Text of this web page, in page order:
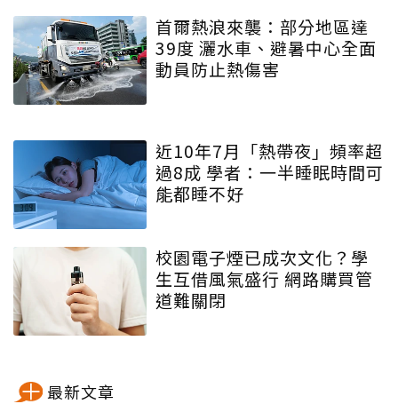
首爾熱浪來襲：部分地區達
39度 灑水車、避暑中心全面
動員防止熱傷害
近10年7月「熱帶夜」頻率超
過8成 學者：一半睡眠時間可
能都睡不好
校園電子煙已成次文化？學
生互借風氣盛行 網路購買管
道難關閉
最新文章